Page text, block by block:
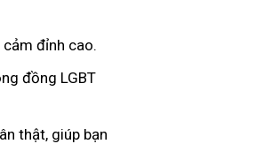
đỉnh cao.
đồng LGBT
thật, giúp bạn